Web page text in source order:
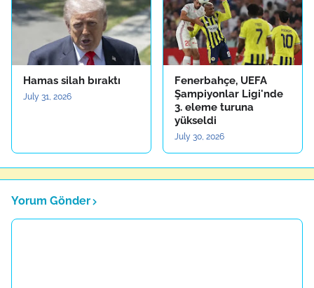
Hamas silah bıraktı
July 31, 2026
Fenerbahçe, UEFA
Şampiyonlar Ligi'nde
3. eleme turuna
yükseldi
July 30, 2026
Yorum Gönder